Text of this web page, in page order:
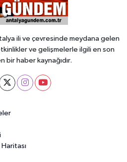
ili ve çevresinde meydana gelen
ve gelişmelerle ilgili en son
bir haber kaynağıdır.